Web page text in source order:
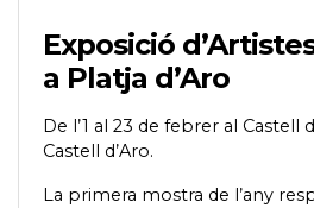
Exposició
a Platja d’Aro
De l’1 al 23 de febrer al
Castell d’Aro.
La primera mostra de l’any